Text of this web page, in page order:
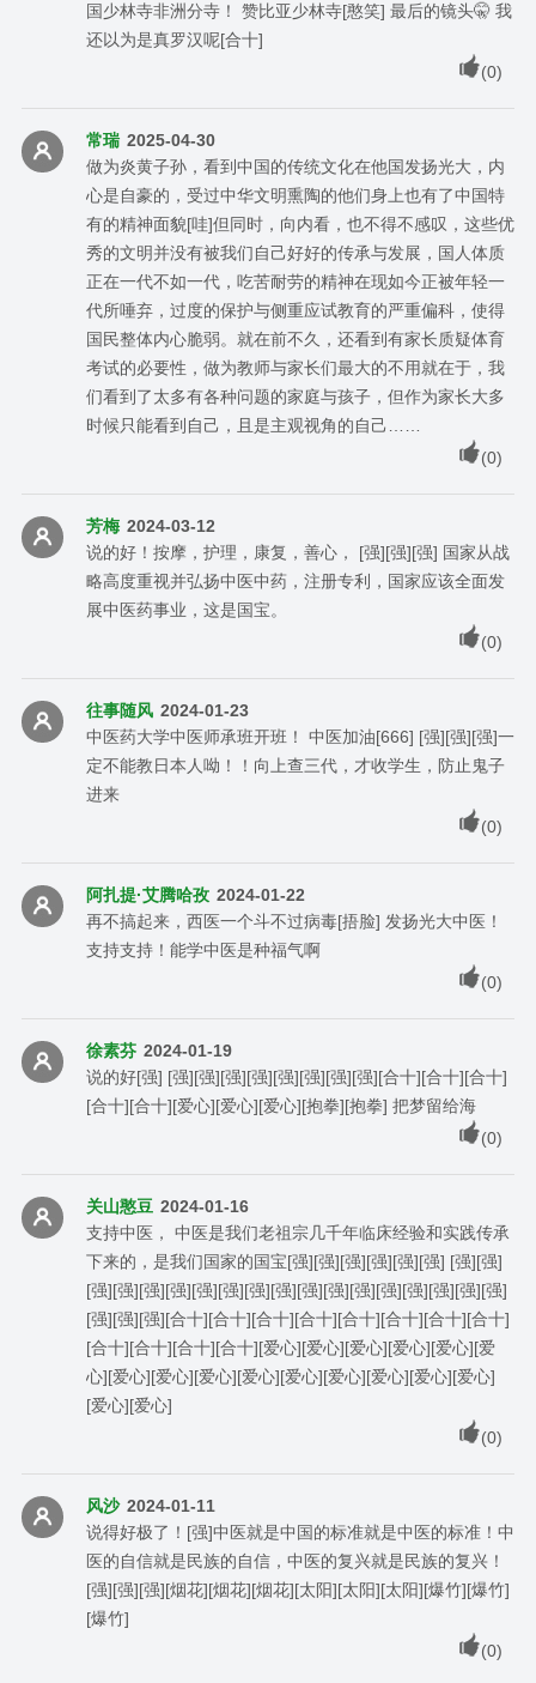
国少林寺非洲分寺！ 赞比亚少林寺[憨笑] 最后的镜头🤫 我
还以为是真罗汉呢[合十]
(0)
常瑞 2025-04-30
做为炎黄子孙，看到中国的传统文化在他国发扬光大，内
心是自豪的，受过中华文明熏陶的他们身上也有了中国特
有的精神面貌[哇]但同时，向内看，也不得不感叹，这些优
秀的文明并没有被我们自己好好的传承与发展，国人体质
正在一代不如一代，吃苦耐劳的精神在现如今正被年轻一
代所唾弃，过度的保护与侧重应试教育的严重偏科，使得
国民整体内心脆弱。就在前不久，还看到有家长质疑体育
考试的必要性，做为教师与家长们最大的不用就在于，我
们看到了太多有各种问题的家庭与孩子，但作为家长大多
时候只能看到自己，且是主观视角的自己……
(0)
芳梅 2024-03-12
说的好！按摩，护理，康复，善心， [强][强][强] 国家从战
略高度重视并弘扬中医中药，注册专利，国家应该全面发
展中医药事业，这是国宝。
(0)
往事随风 2024-01-23
中医药大学中医师承班开班！ 中医加油[666] [强][强][强]一
定不能教日本人呦！！向上查三代，才收学生，防止鬼子
进来
(0)
阿扎提·艾腾哈孜 2024-01-22
再不搞起来，西医一个斗不过病毒[捂脸] 发扬光大中医！
支持支持！能学中医是种福气啊
(0)
徐素芬 2024-01-19
说的好[强] [强][强][强][强][强][强][强][强][合十][合十][合十]
[合十][合十][爱心][爱心][爱心][抱拳][抱拳] 把梦留给海
(0)
关山憨豆 2024-01-16
支持中医， 中医是我们老祖宗几千年临床经验和实践传承
下来的，是我们国家的国宝[强][强][强][强][强][强] [强][强]
[强][强][强][强][强][强][强][强][强][强][强][强][强][强][强][强]
[强][强][强][合十][合十][合十][合十][合十][合十][合十][合十]
[合十][合十][合十][合十][爱心][爱心][爱心][爱心][爱心][爱
心][爱心][爱心][爱心][爱心][爱心][爱心][爱心][爱心][爱心]
[爱心][爱心]
(0)
风沙 2024-01-11
说得好极了！[强]中医就是中国的标准就是中医的标准！中
医的自信就是民族的自信，中医的复兴就是民族的复兴！
[强][强][强][烟花][烟花][烟花][太阳][太阳][太阳][爆竹][爆竹]
[爆竹]
(0)